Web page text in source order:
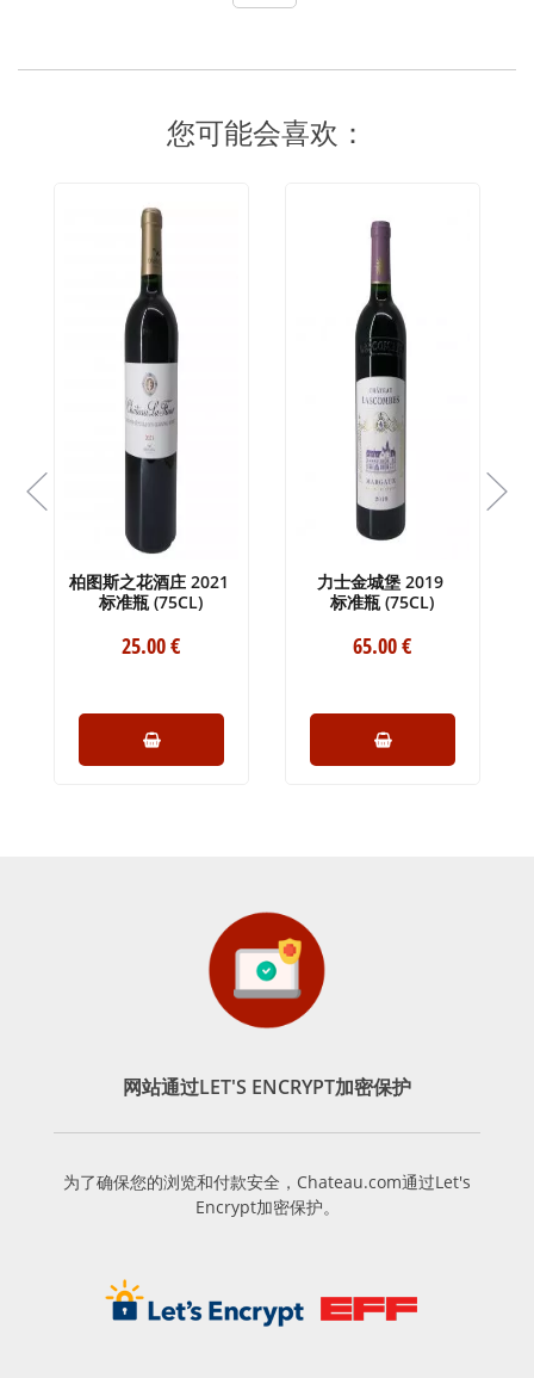
您可能会喜欢：
柏图斯之花酒庄 2021
标准瓶 (75CL)
25.00€
力士金城堡 2019
标准瓶 (75CL)
65.00€
网站通过LET'S ENCRYPT加密保护
为了确保您的浏览和付款安全，Chateau.com通过Let's
Encrypt加密保护。